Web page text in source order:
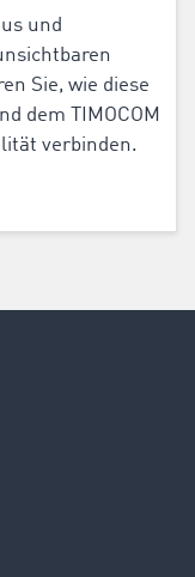
und
Sie, wie diese
dem TIMOCOM
verbinden.